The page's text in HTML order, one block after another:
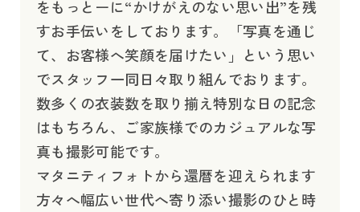
をもっとーに“かけがえのない思い出”を残
すお手伝いをしております。「写真を通じ
て、お客様へ笑顔を届けたい」という思い
でスタッフ一同日々取り組んでおります。
数多くの衣装数を取り揃え特別な日の記念
はもちろん、ご家族様でのカジュアルな写
真も撮影可能です。
マタニティフォトから還暦を迎えられます
方々へ幅広い世代へ寄り添い撮影のひと時